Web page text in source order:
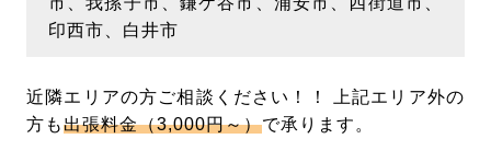
印西市、白井市
近隣エリアの方ご相談ください！！ 上記エリア外の
方も出張料金（3,000円～）で承ります。